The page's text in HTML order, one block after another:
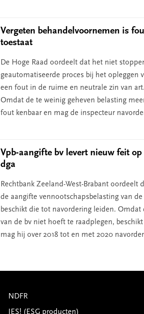
Vergeten behandelvoornemen is
toestaat
De Hoge Raad oordeelt dat het niet
geautomatiseerde proces bij het opleggen
een fout in de ruime en neutrale zin van
Omdat de te weinig geheven belasting
fout kenbaar en mag de inspecteur
Vpb-aangifte bv levert nieuw feit
dga
Rechtbank Zeeland-West-Brabant oordeelt
de aangifte vennootschapsbelasting van de
beschikt die tot navordering leiden. Omdat
van de bv niet hoeft te raadplegen,
mag hij over 2018 tot en met 2020
NDFR
JES! (ESG producten)